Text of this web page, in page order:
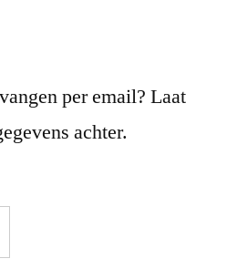
per email? Laat
achter.